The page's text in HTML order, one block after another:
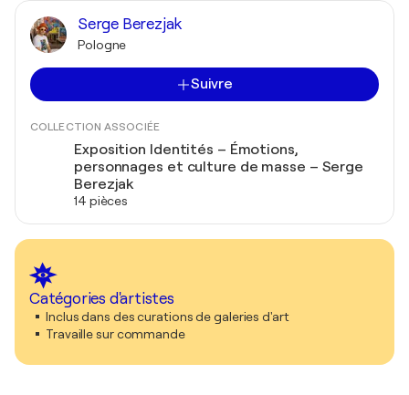
Serge Berezjak
Pologne
Suivre
COLLECTION ASSOCIÉE
Exposition Identités – Émotions,
personnages et culture de masse – Serge
Berezjak
14 pièces
Catégories d'artistes
Inclus dans des curations de galeries d'art
Travaille sur commande